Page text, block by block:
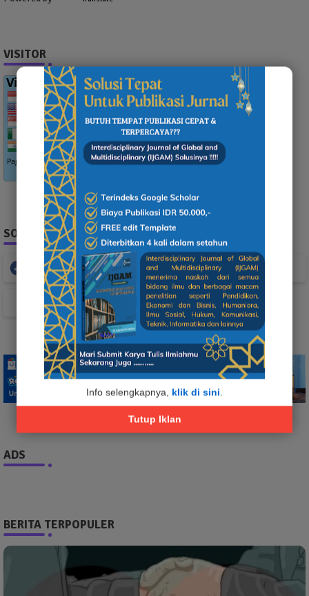
Info selengkapnya, klik di sini
Tutup Iklan
VISITOR
SOCIAL PLUGIN
Facebook Whatsapp
TikTok
ADS
BERITA TERPOPULER